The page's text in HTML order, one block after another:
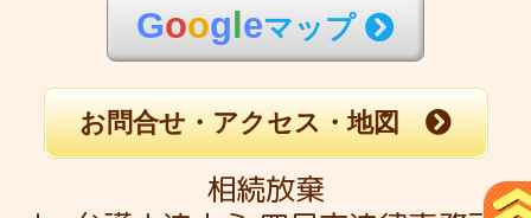
Goog eマップ
お問合せ・アクセス・地図
相続放棄